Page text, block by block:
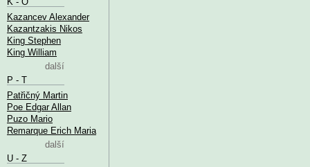
Kazancev Alexander
Kazantzakis Nikos
King Stephen
King William
další
P - T
Patřičný Martin
Poe Edgar Allan
Puzo Mario
Remarque Erich Maria
další
U - Z